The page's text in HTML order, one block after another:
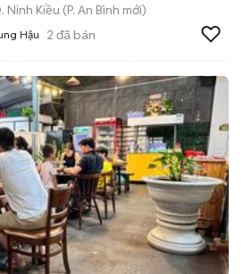
Ninh Kiều (P. An Bình mới)
Hậu 2 đã bán